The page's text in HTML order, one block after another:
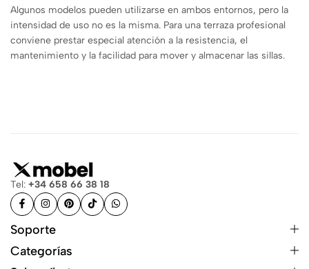
Algunos modelos pueden utilizarse en ambos entornos, pero la
intensidad de uso no es la misma. Para una terraza profesional
conviene prestar especial atención a la resistencia, el
mantenimiento y la facilidad para mover y almacenar las sillas.
Tel: +34 658 66 38 18
Soporte
Categorías